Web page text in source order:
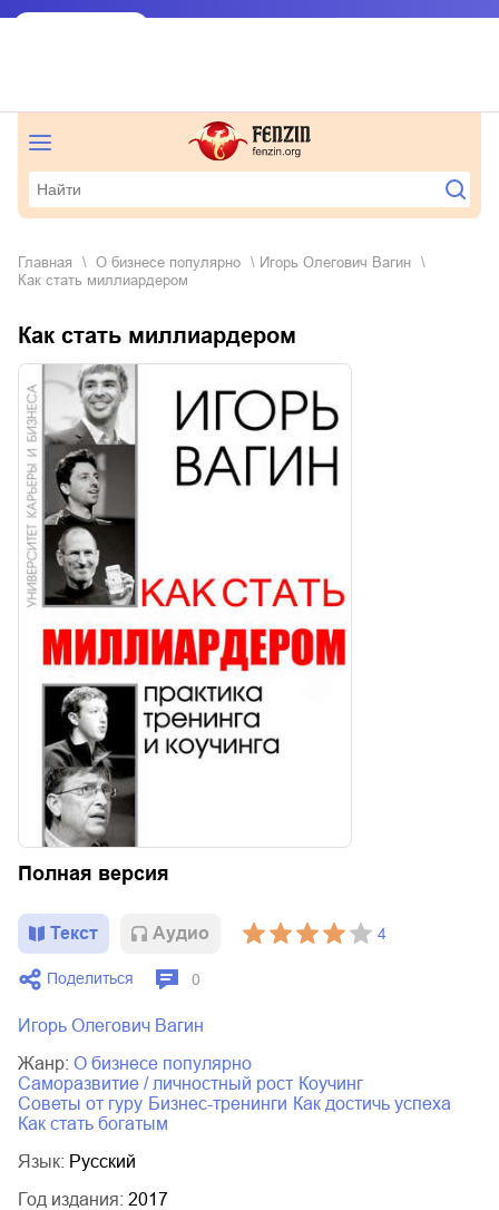
Главная о бизнесе популярно
Игорь Олегович Вагин
Как стать миллиардером
Как стать миллиардером
Полная версия
Текст Aудио 4
Поделиться 0
Игорь Олегович Вагин
Жанр:
о бизнесе популярно
саморазвитие / личностный рост
коучинг
советы от гуру
бизнес-тренинги
как достичь успеха
как стать богатым
Язык: Русский
Год издания: 2017